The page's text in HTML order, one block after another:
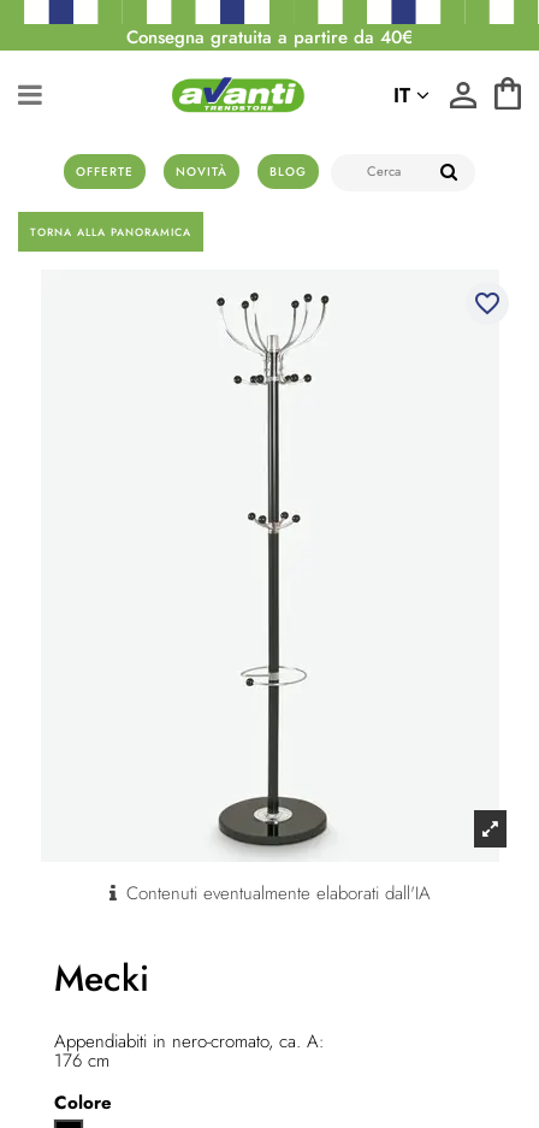
Consegna gratuita a partire da 40€
OFFERTE NOVITÀ BLOG
IT
TORNA ALLA PANORAMICA
favorite_border
Contenuti eventualmente elaborati dall'IA
Mecki
Appendiabiti in nero-cromato, ca. A:
176 cm
Colore